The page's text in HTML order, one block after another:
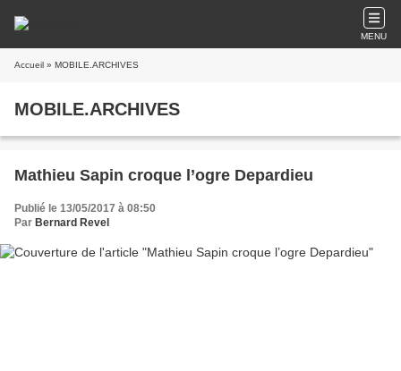
MENU
Accueil » MOBILE.ARCHIVES
MOBILE.ARCHIVES
Mathieu Sapin croque l’ogre Depardieu
Publié le 13/05/2017 à 08:50
Par Bernard Revel